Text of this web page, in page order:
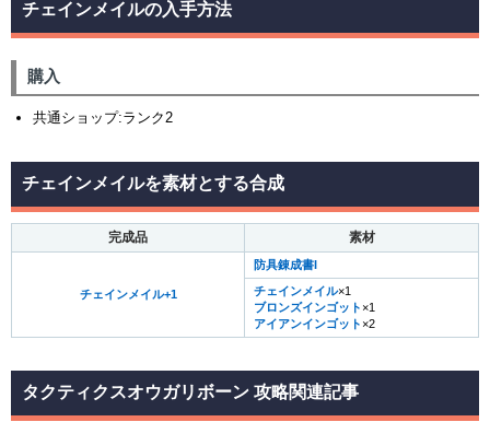
チェインメイルの入手方法
購入
共通ショップ:ランク2
チェインメイルを素材とする合成
完成品 素材
チェインメイル+1
防具錬成書I
チェインメイル×1
ブロンズインゴット ×1
アイアンインゴット ×2
タクティクスオウガリボーン 攻略関連記事